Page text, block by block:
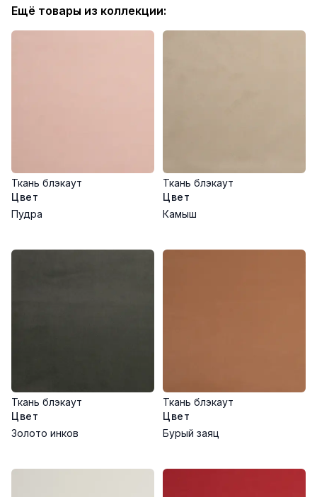
Ещё товары из коллекции:
Ткань блэкаут
Цвет
Пудра
Ткань блэкаут
Цвет
Камыш
Ткань блэкаут
Цвет
Золото инков
Ткань блэкаут
Цвет
Бурый заяц